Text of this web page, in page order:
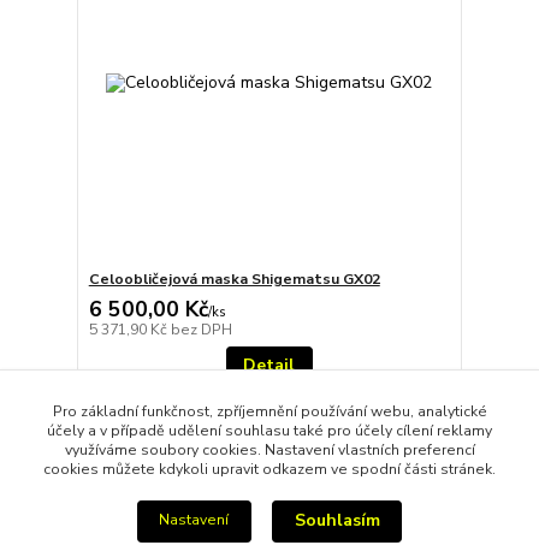
Celoobličejová maska Shigematsu GX02
6 500,00 Kč/ks
5 371,90 Kč bez DPH
Detail
strana z 1
Pro základní funkčnost, zpříjemnění používání webu, analytické
účely a v případě udělení souhlasu také pro účely cílení reklamy
využíváme soubory cookies. Nastavení vlastních preferencí
cookies můžete kdykoli upravit odkazem ve spodní části stránek.
Nastavení Souhlasím